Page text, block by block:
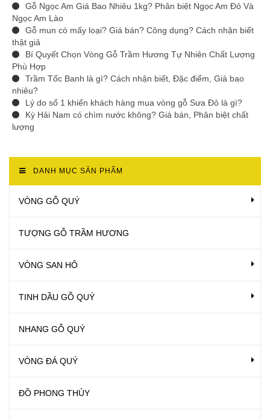
Gỗ Ngọc Am Giá Bao Nhiêu 1kg? Phân biệt Ngọc Am Đỏ Và
Ngọc Am Lào
Gỗ mun có mấy loại? Giá bán? Công dụng? Cách nhận biết
thật giả
Bí Quyết Chọn Vòng Gỗ Trầm Hương Tự Nhiên Chất Lượng
Phù Hợp
Trầm Tốc Banh là gì? Cách nhận biết, Đặc điểm, Giá bao
nhiêu?
Lý do số 1 khiến khách hàng mua vòng gỗ Sưa Đỏ là gì?
Kỳ Hải Nam có chìm nước không? Giá bán, Phân biệt chất
lượng
DANH MỤC SẢN PHẨM
VÒNG GỖ QUÝ
TƯỢNG GỖ TRẦM HƯƠNG
VÒNG SAN HÔ
TINH DẦU GỖ QUÝ
NHANG GỖ QUÝ
VÒNG ĐÁ QUÝ
ĐỒ PHONG THỦY